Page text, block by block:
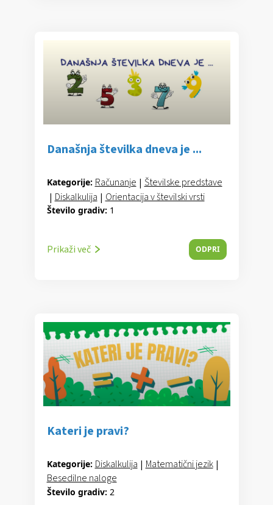
Današnja številka dneva je ...
Kategorije: Računanje | Številske predstave
| Diskalkulija | Orientacija v številski vrsti
Število gradiv: 1
Prikaži več ODPRI
Kateri je pravi?
Kategorije: Diskalkulija | Matematični jezik |
Besedilne naloge
Število gradiv: 2